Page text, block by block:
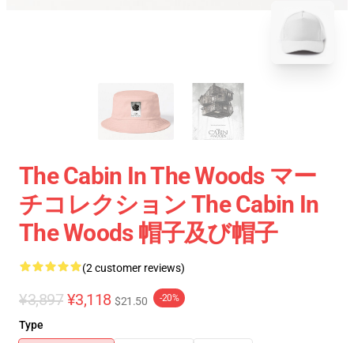
The Cabin In The Woods マー
チコレクション The Cabin In
The Woods 帽子及び帽子
(2 customer reviews)
¥3,897 ¥3,118 $21.50 -20%
Type